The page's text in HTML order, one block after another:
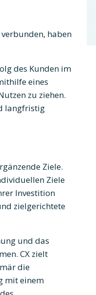
haben
des Kunden im
eines
zu ziehen.
langfristig
Ziele.
Ziele
Investition
zielgerichtete
und das
CX zielt
die
mit einem